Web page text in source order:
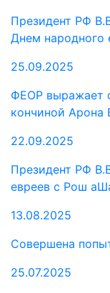
Президент РФ
Днем народного
25.09.2025
ФЕОР выражает
кончиной Арона
22.09.2025
Президент РФ
евреев с Рош
13.08.2025
Совершена
25.07.2025